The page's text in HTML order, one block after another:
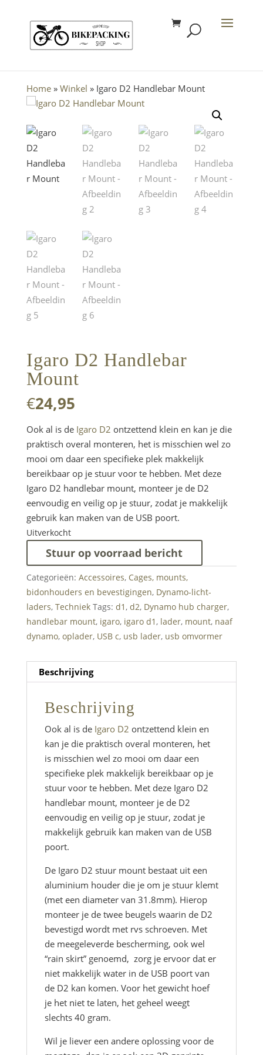
Home» Winkel » Igaro D2 Handlebar Mount
Igaro D2 Handlebar
Mount
€24,95
Ook al is de Igaro D2 ontzettend klein en kan je die
praktisch overal monteren, het is misschien wel zo
mooi om daar een specifieke plek makkelijk
bereikbaar op je stuur voor te hebben. Met deze
Igaro D2 handlebar mount, monteer je de D2
eenvoudig en veilig op je stuur, zodat je makkelijk
gebruik kan maken van de USB poort.
Uitverkocht
Stuur op voorraad bericht
Categorieën: Accessoires, Cages, mounts,
bidonhouders en bevestigingen, Dynamo-licht-
laders, Techniek Tags: d1, d2, Dynamo hub charger,
handlebar mount, igaro, igaro d1, lader, mount, naaf
dynamo, oplader, USB c, usb lader, usb omvormer
Beschrijving
Beschrijving
Ook al is de Igaro D2 ontzettend klein en
kan je die praktisch overal monteren, het
is misschien wel zo mooi om daar een
specifieke plek makkelijk bereikbaar op je
stuur voor te hebben. Met deze Igaro D2
handlebar mount, monteer je de D2
eenvoudig en veilig op je stuur, zodat je
makkelijk gebruik kan maken van de USB
poort.
De Igaro D2 stuur mount bestaat uit een
aluminium houder die je om je stuur klemt
(met een diameter van 31.8mm). Hierop
monteer je de twee beugels waarin de D2
bevestigd wordt met rvs schroeven. Met
de meegeleverde bescherming, ook wel
“rain skirt” genoemd, zorg je ervoor dat er
niet makkelijk water in de USB poort van
de D2 kan komen. Voor het gewicht hoef
je het niet te laten, het geheel weegt
slechts 40 gram.
Wil je liever een andere oplossing voor de